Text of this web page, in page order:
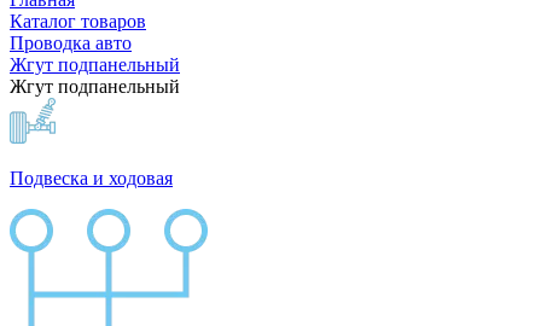
Каталог товаров
Проводка авто
Жгут подпанельный
Жгут подпанельный
Подвеска и ходовая